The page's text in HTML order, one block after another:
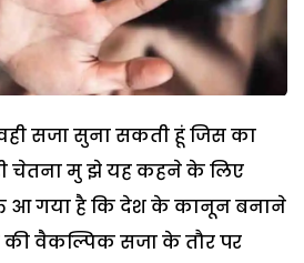
वही सजा सुना सकती हूं जिस का
चेतना मु झे यह कहने के लिए
आ गया है कि देश के कानून बनाने
की वैकल्पिक सजा के तौर पर